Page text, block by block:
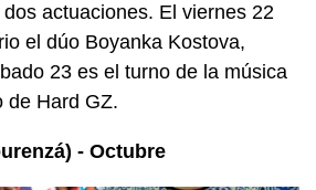
actuaciones. El viernes 22
el dúo Boyanka Kostova,
23 es el turno de la música
de Hard GZ.
- Octubre